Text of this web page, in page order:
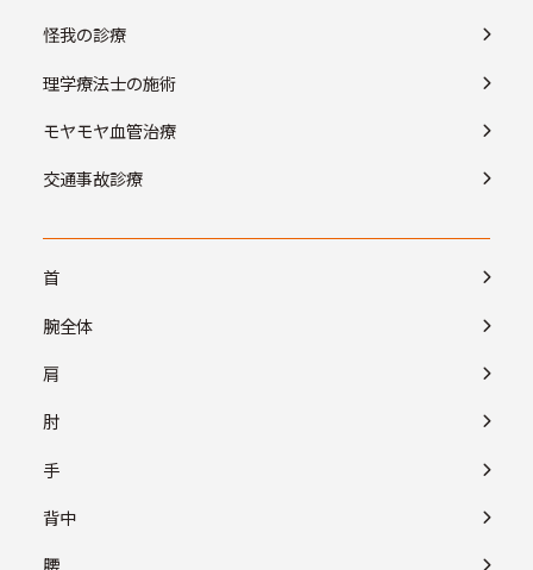
怪我の診療
理学療法士の施術
モヤモヤ血管治療
交通事故診療
首
腕全体
肩
肘
手
背中
腰